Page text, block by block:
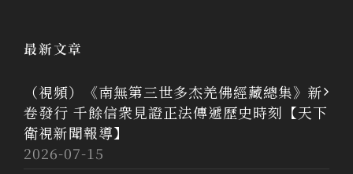
最新文章
（視頻）《南無第三世多杰羌佛經藏總集》新
卷發行 千餘信衆見證正法傳遞歷史時刻【天下
衛視新聞報導】
2026-07-15